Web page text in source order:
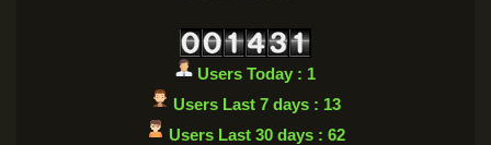
Users Today : 1
Users Last 7 days : 13
Users Last 30 days : 62